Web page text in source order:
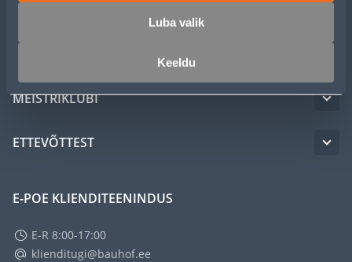
Luba valik
Keeldu
MEISTRIKLUBI
ETTEVÕTTEST
E-POE KLIENDITEENINDUS
E-R 8:00-17:00
klienditugi@bauhof.ee